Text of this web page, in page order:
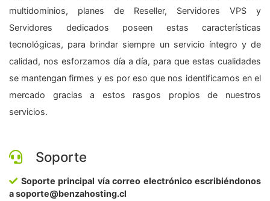
multidominios, planes de Reseller, Servidores VPS y
Servidores dedicados poseen estas características
tecnológicas, para brindar siempre un servicio íntegro y de
calidad, nos esforzamos día a día, para que estas cualidades
se mantengan firmes y es por eso que nos identificamos en el
mercado gracias a estos rasgos propios de nuestros
servicios.
Soporte
Soporte principal vía correo electrónico escribiéndonos
a soporte@benzahosting.cl